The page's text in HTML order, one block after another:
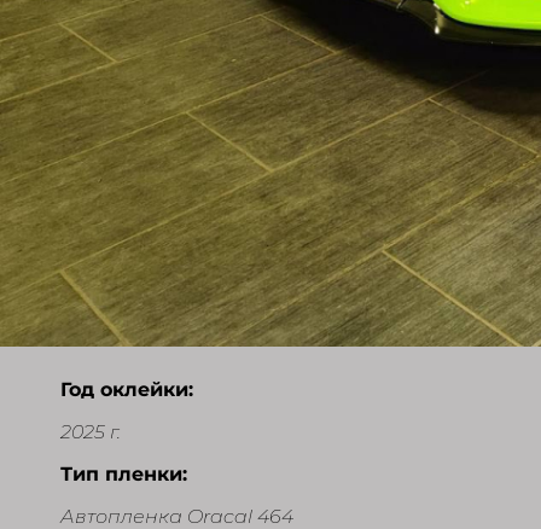
Год оклейки:
2025 г.
Тип пленки:
Автопленка Oracal 464